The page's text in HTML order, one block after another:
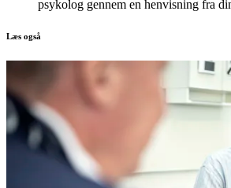
psykolog gennem en henvisning fra
Læs også